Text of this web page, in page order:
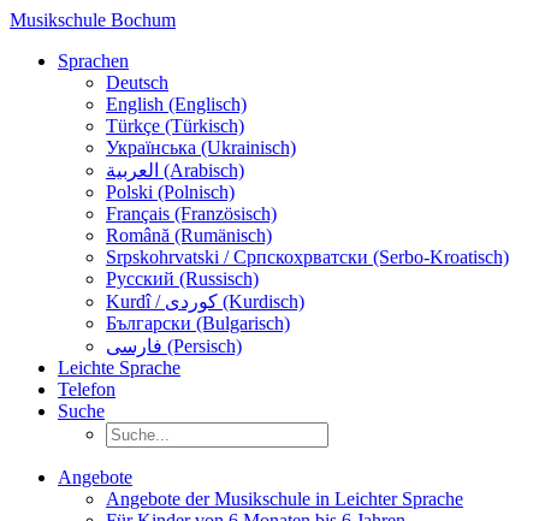
Musikschule Bochum
Sprachen
Deutsch
English (Englisch)
Türkçe (Türkisch)
Українська (Ukrainisch)
العربية (Arabisch)
Polski (Polnisch)
Français (Französisch)
Română (Rumänisch)
Srpskohrvatski / Српскохрватски (Serbo-Kroatisch)
Русский (Russisch)
Kurdî / كوردی (Kurdisch)
Български (Bulgarisch)
فارسی (Persisch)
Leichte Sprache
Telefon
Suche
Angebote
Angebote der Musikschule in Leichter Sprache